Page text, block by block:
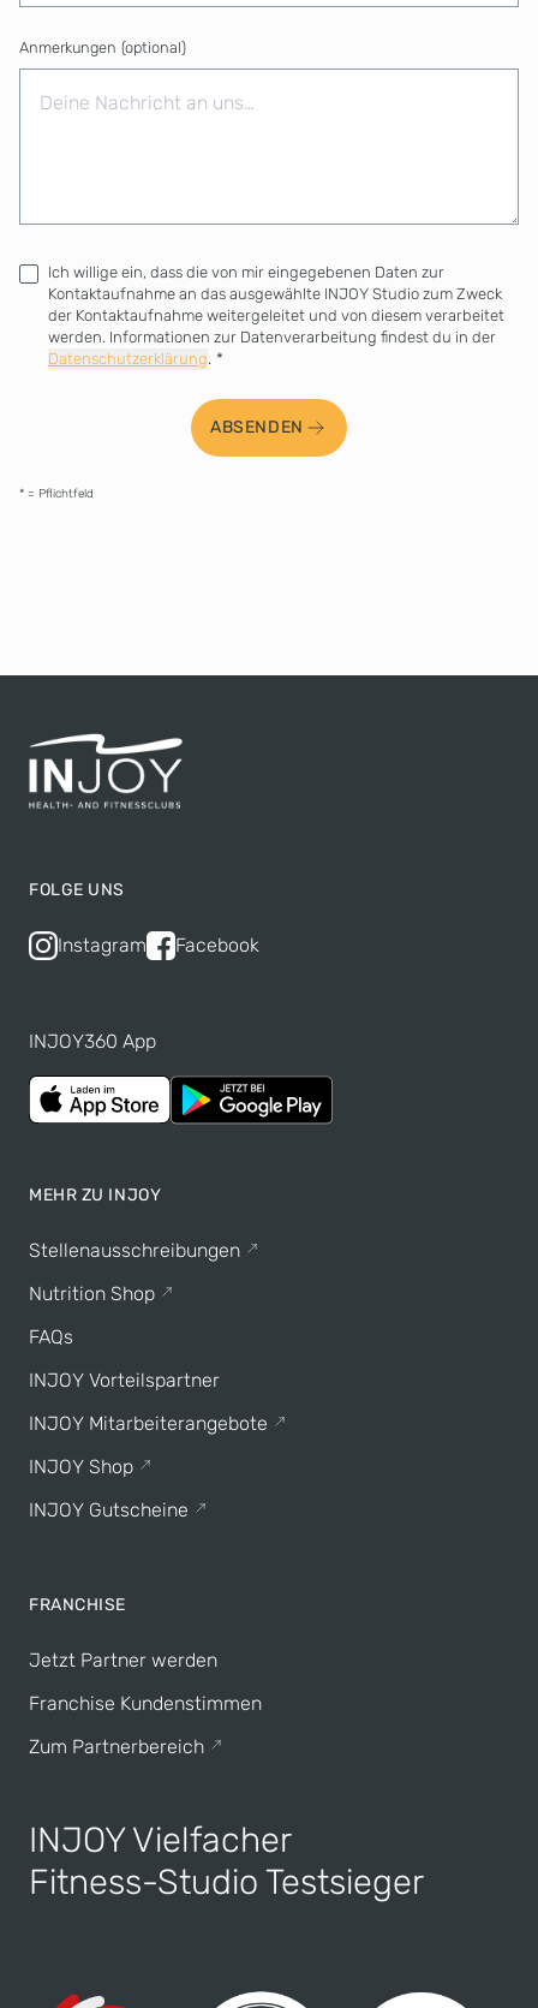
Anmerkungen (optional)
Ich willige ein, dass die von mir eingegebenen Daten zur
Kontaktaufnahme an das ausgewählte INJOY Studio zum Zweck
der Kontaktaufnahme weitergeleitet und von diesem verarbeitet
werden. Informationen zur Datenverarbeitung findest du in der
Datenschutzerklärung. *
ABSENDEN
* = Pflichtfeld
FOLGE UNS
Instagram Facebook
INJOY360 App
MEHR ZU INJOY
Stellenausschreibungen
Nutrition Shop
FAQs
INJOY Vorteilspartner
INJOY Mitarbeiterangebote
INJOY Shop
INJOY Gutscheine
FRANCHISE
Jetzt Partner werden
Franchise Kundenstimmen
Zum Partnerbereich
INJOY Vielfacher
Fitness-Studio Testsieger